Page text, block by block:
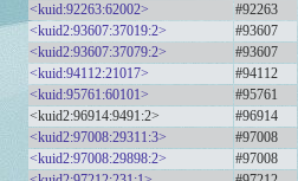
<kuid:92263:62002>
#92263
<kuid2:93607:37019:2>
#93607
<kuid2:93607:37079:2>
#93607
<kuid:94112:21017>
#94112
<kuid:95761:60101>
#95761
<kuid2:96914:9491:2>
#96914
<kuid2:97008:29311:3>
#97008
<kuid2:97008:29898:2>
#97008